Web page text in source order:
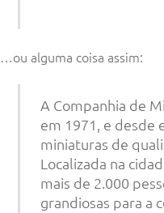
…ou alguma coisa assim:
A Companhia de
em 1971, e desde
miniaturas de
Localizada na
mais de 2.000
grandiosas para a